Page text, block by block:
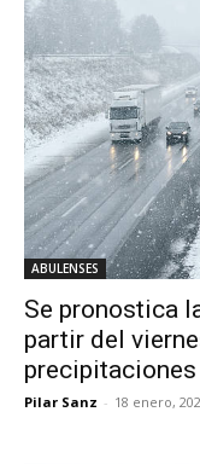
ABULENSES
Se pronostica
partir del
Pilar Sanz - 18 enero,